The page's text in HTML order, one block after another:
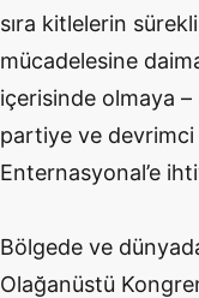
sıra kitlelerin
mücadelesine
içerisinde olmaya
partiye ve devrimci
Enternasyonal’e
Bölgede ve
Olağanüstü